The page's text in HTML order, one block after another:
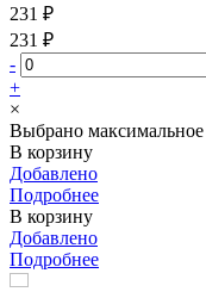
231 ₽
231 ₽
-
+
×
Выбрано максимальное
В корзину
Добавлено
Подробнее
В корзину
Добавлено
Подробнее